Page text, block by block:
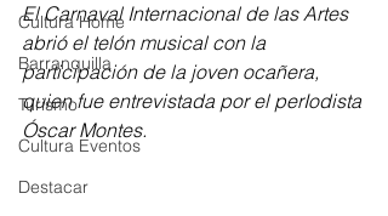
Cultura Home
Barranquilla
Turismo
Cultura Eventos
Destacar
El Carnaval Internacional de las Artes
abrió el telón musical con la
participación de la joven ocañera,
quien fue entrevistada por el perIodista
Óscar Montes.